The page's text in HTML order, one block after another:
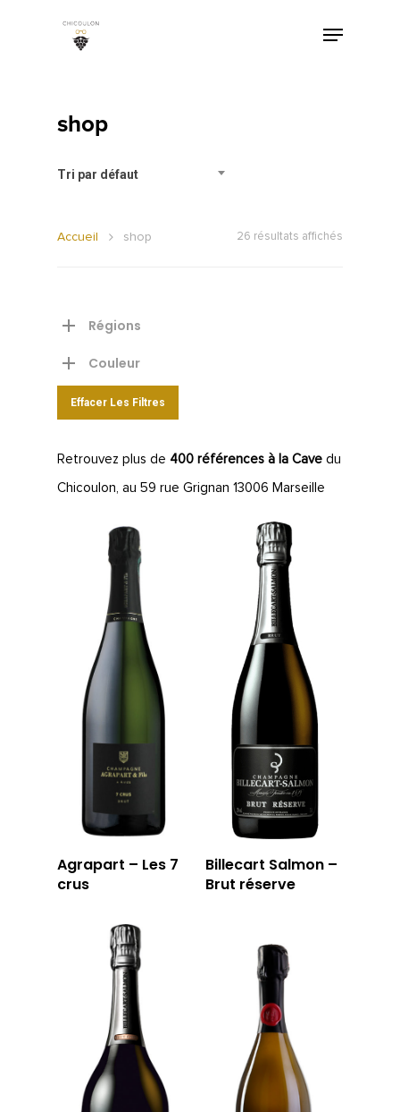
shop
Tri par défaut
26 résultats affichés
Accueil shop
Régions
Couleur
Effacer Les Filtres
Retrouvez plus de 400 références à la Cave du
Chicoulon, au 59 rue Grignan 13006 Marseille
Agrapart – Les 7
crus
Billecart Salmon –
Brut réserve